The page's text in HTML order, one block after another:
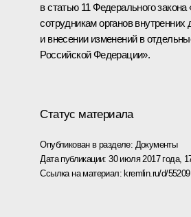
в статью 11 Федерального
сотрудникам органов
и внесении изменений в
Российской Федерации».
Статус материала
Опубликован в разделе: Документы
Дата публикации:30 июля 2017 года,
Ссылка на материал: kremlin.ru/d/55209